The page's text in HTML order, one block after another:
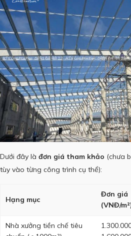
Dưới đây là đơn giá tham khảo (chưa
tùy vào từng công trình cụ thể):
Hạng mục
Đơn giá
(VNĐ/
Nhà xưởng tiền chế tiêu